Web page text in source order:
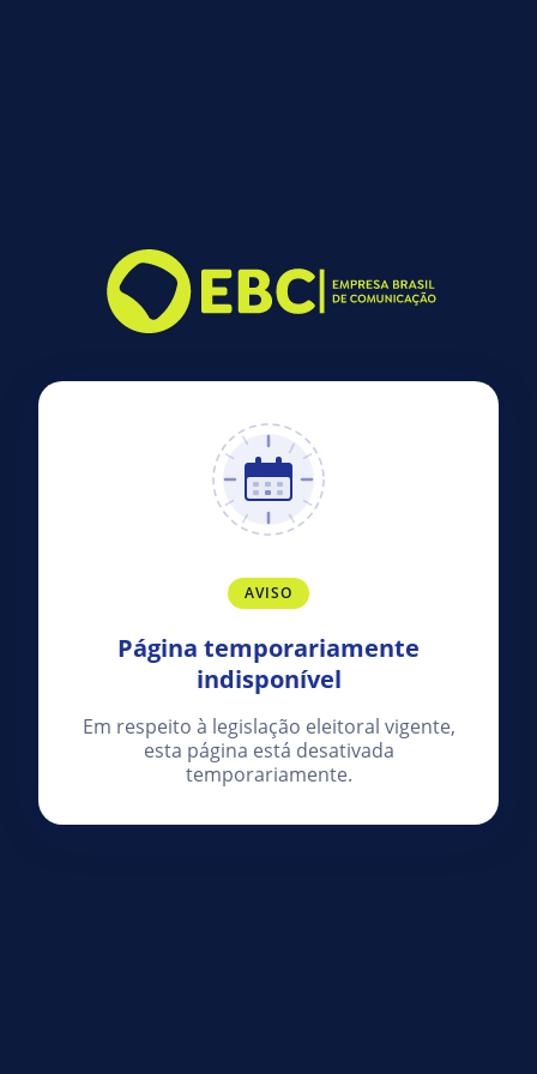
AVISO
Página temporariamente
indisponível
Em respeito à legislação eleitoral vigente,
esta página está desativada
temporariamente.